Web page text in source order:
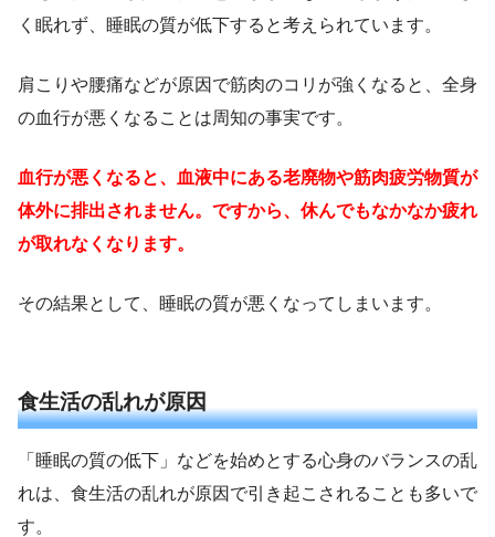
く眠れず、睡眠の質が低下すると考えられています。
肩こりや腰痛などが原因で筋肉のコリが強くなると、全身
の血行が悪くなることは周知の事実です。
血行が悪くなると、血液中にある老廃物や筋肉疲労物質が
体外に排出されません。ですから、休んでもなかなか疲れ
が取れなくなります。
その結果として、睡眠の質が悪くなってしまいます。
食生活の乱れが原因
「睡眠の質の低下」などを始めとする心身のバランスの乱
れは、食生活の乱れが原因で引き起こされることも多いで
す。